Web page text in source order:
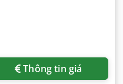
Thông tin giá